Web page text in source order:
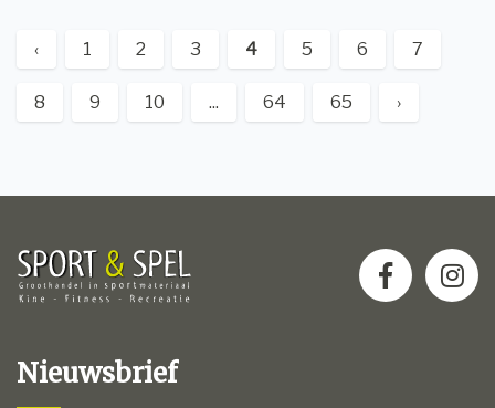
‹ 1 2 3 4 5 6 7
8 9 10 ... 64 65 ›
Nieuwsbrief